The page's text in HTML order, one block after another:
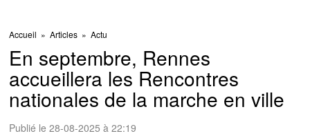
Accueil »Articles »Actu
En septembre, Rennes
accueillera les Rencontres
nationales de la marche en ville
Publié le 28-08-2025 à 22:19